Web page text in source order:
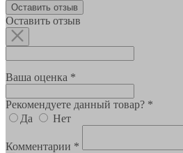
Оставить отзыв
Оставить отзыв
Ваша оценка *
Рекомендуете данный товар? *
Да
Нет
Комментарии *